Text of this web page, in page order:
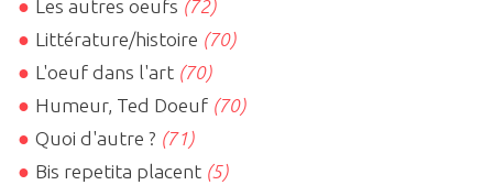
Les autres oeufs (72)
Littérature/histoire (70)
L'oeuf dans l'art (70)
Humeur, Ted Doeuf (70)
Quoi d'autre ? (71)
Bis repetita placent (5)